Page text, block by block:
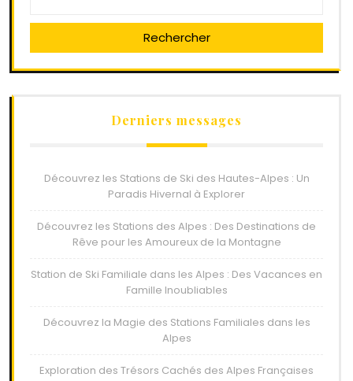
Rechercher
Derniers messages
Découvrez les Stations de Ski des Hautes-Alpes : Un
Paradis Hivernal à Explorer
Découvrez les Stations des Alpes : Des Destinations de
Rêve pour les Amoureux de la Montagne
Station de Ski Familiale dans les Alpes : Des Vacances en
Famille Inoubliables
Découvrez la Magie des Stations Familiales dans les
Alpes
Exploration des Trésors Cachés des Alpes Françaises